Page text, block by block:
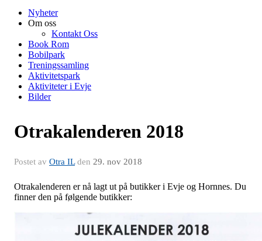
Nyheter
Om oss
Kontakt Oss
Book Rom
Bobilpark
Treningssamling
Aktivitetspark
Aktiviteter i Evje
Bilder
Otrakalenderen 2018
Postet av Otra ILden 29. nov 2018
Otrakalenderen er nå lagt ut på butikker i Evje og Hornnes. Du
finner den på følgende butikker: